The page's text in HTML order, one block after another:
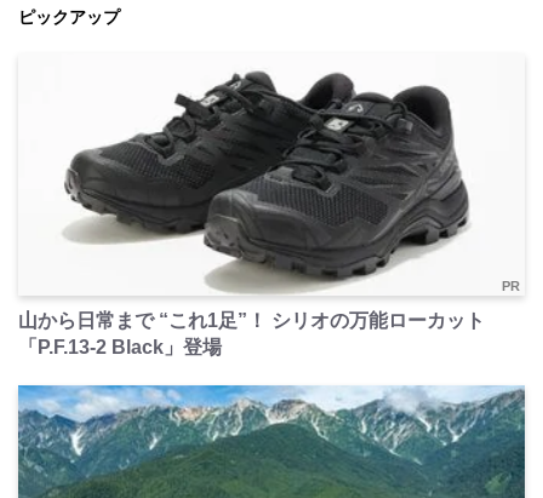
ピックアップ
PR
山から日常まで “これ1足”！ シリオの万能ローカット
「P.F.13-2 Black」登場